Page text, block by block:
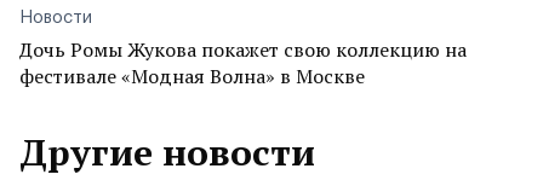
Новости
Дочь Ромы Жукова покажет свою коллекцию на
фестивале «Модная Волна» в Москве
Другие новости